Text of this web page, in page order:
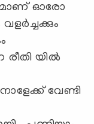
ഓരോ
യിൽ
വേണ്ടി